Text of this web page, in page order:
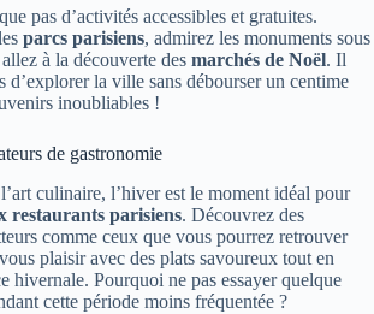
pas d’activités accessibles et gratuites.
parcs parisiens, admirez les monuments sous
à la découverte des marchés de Noël. Il
d’explorer la ville sans débourser un centime
inoubliables !
de gastronomie
culinaire, l’hiver est le moment idéal pour
restaurants parisiens. Découvrez des
comme ceux que vous pourrez retrouver
plaisir avec des plats savoureux tout en
hivernale. Pourquoi ne pas essayer quelque
cette période moins fréquentée ?